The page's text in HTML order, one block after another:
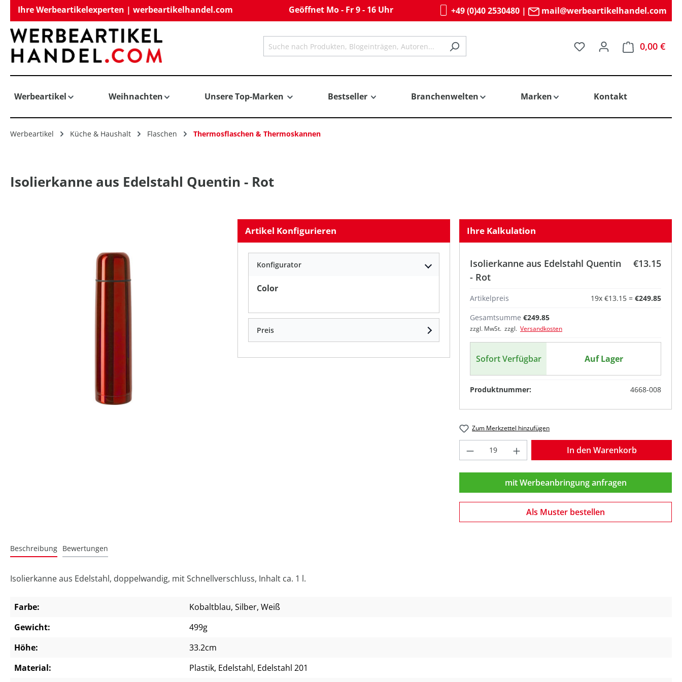
Zur Hauptnavigation springen
Ihre Werbeartikelexperten | werbeartikelhandel.com Geöffnet Mo - Fr 9 - 16 Uhr +49 (0)40 2530480| mail@werbeartikelhandel.com
Du hast 0 Produkte auf
0,00 €
Werbeartikel Weihnachten Unsere Top-Marken Bestseller Branchenwelten Marken Kontakt
Werbeartikel Küche & Haushalt Flaschen Thermosflaschen & Thermoskannen
Isolierkanne aus Edelstahl Quentin - Rot
Artikel Konfigurieren
Konfigurator
Colorauswählen
Preis
Ihre Kalkulation
Isolierkanne aus Edelstahl Quentin
- Rot
€13.15
Artikelpreis 19x €13.15 = €249.85
Gesamtsumme €249.85
zzgl. MwSt. zzgl. Versandkosten
Sofort Verfügbar Auf Lager
Produktnummer: 4668-008
Zum Merkzettel hinzufügen
Produkt Anzahl: Gib denIn den Warenkorb
mit Werbeanbringung anfragen
Als Muster bestellen
Beschreibung Bewertungen
Isolierkanne aus Edelstahl, doppelwandig, mit Schnellverschluss, Inhalt ca. 1 l.
Farbe: Kobaltblau, Silber, Weiß
Gewicht:
499g
Höhe:
33.2cm
Material:
Plastik, Edelstahl, Edelstahl 201